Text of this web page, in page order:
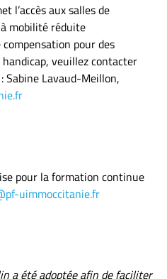
l’accès aux salles de
mobilité réduite
pour des
veuillez contacter
Sabine Lavaud-Meillon,
pour la formation continue
uimmoccitanie.fr
a été adoptée afin de faciliter